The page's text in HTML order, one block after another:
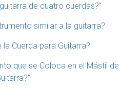
de cuatro cuerdas?”
similar a la guitarra?
Cuerda para Guitarra?
que se Coloca en el Mástil de